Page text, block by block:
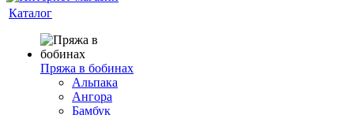
Каталог
Пряжа в бобинах
Альпака
Ангора
Бамбук